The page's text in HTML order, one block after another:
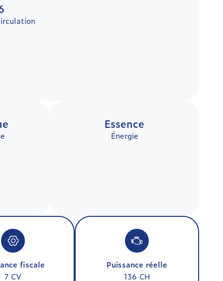
Essence
Énergie
fiscale
7 CV
Puissance réelle
136 CH